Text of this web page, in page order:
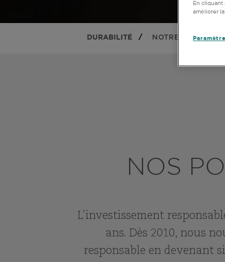
DURABILITÉ NOTRE HÉRITAGE
NOS
L’investissement
ans. Dès 2010, nous
responsable en devenant
En cliquant
améliorer